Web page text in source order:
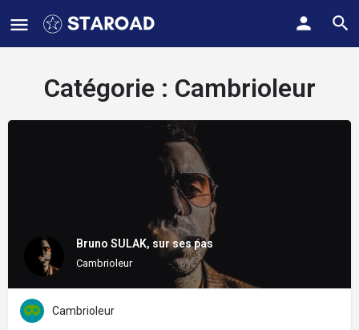
Catégorie : Cambrioleur
Bruno SULAK, sur ses pas
Cambrioleur
Cambrioleur